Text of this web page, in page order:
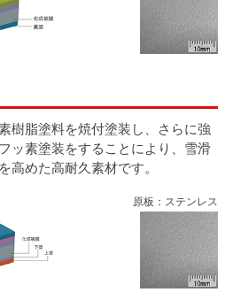
樹脂塗料を焼付塗装し、さらに強
ッ素塗装をすることにより、雪滑
高めた高耐久素材です。
原板：ステンレス